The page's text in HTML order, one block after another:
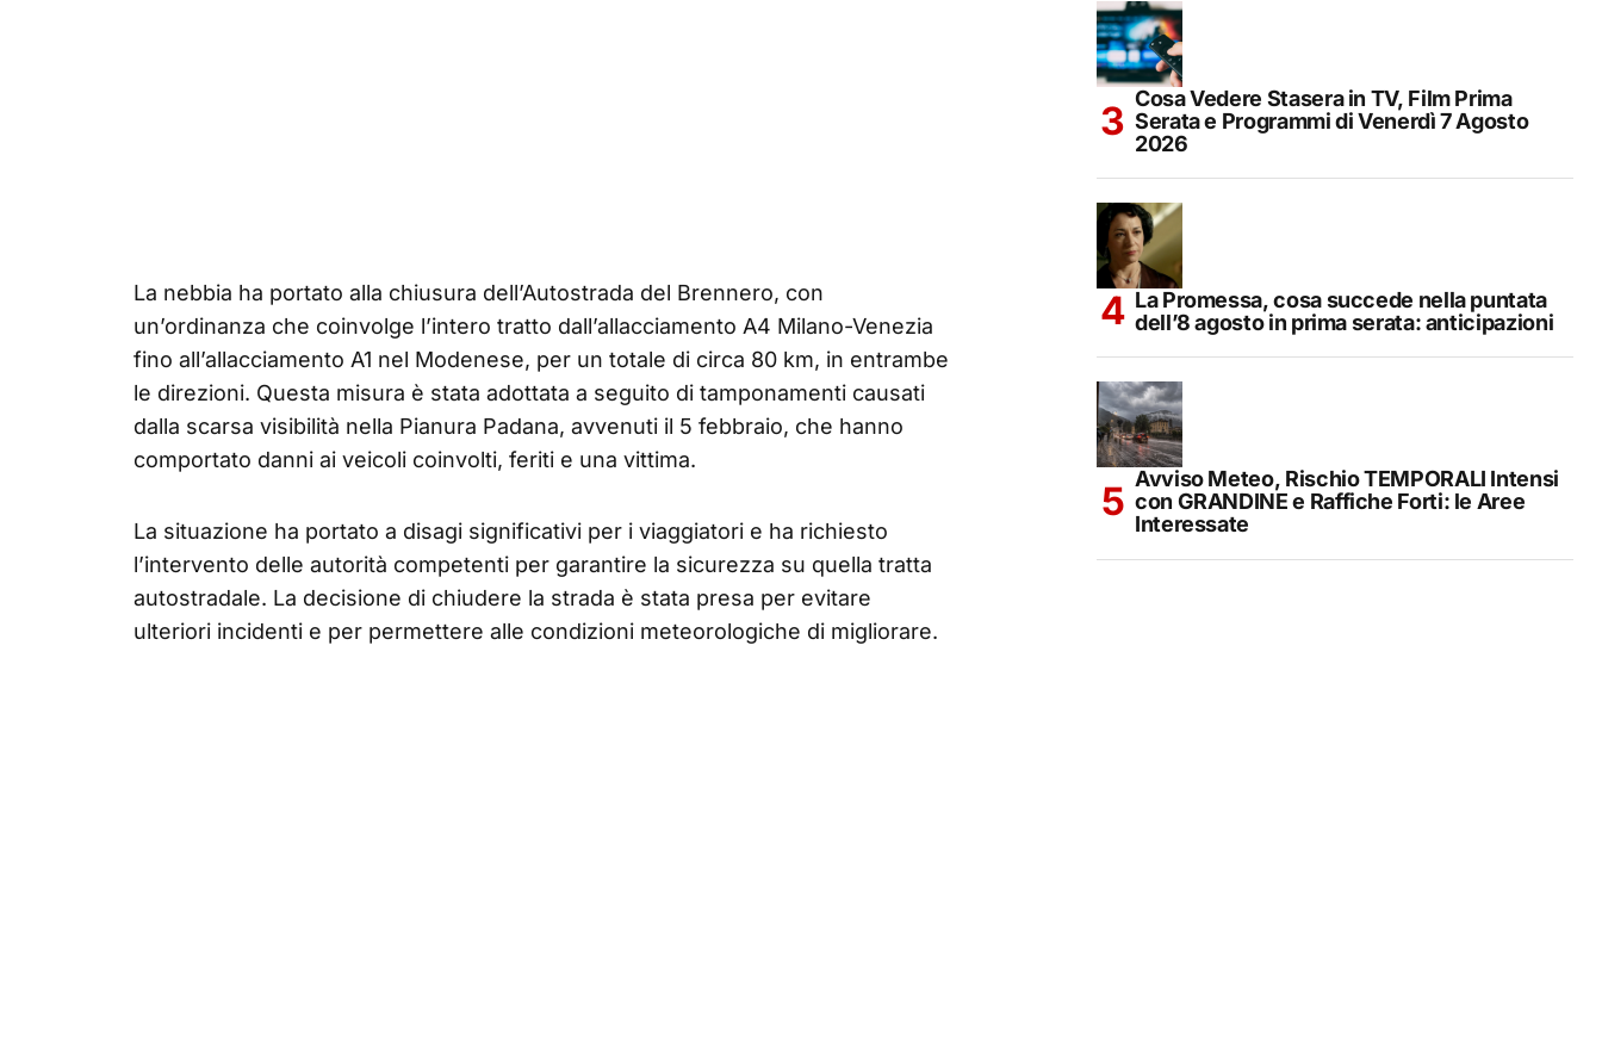
La nebbia ha portato alla chiusura dell’Autostrada del Brennero, con
un’ordinanza che coinvolge l’intero tratto dall’allacciamento A4 Milano-Venezia
fino all’allacciamento A1 nel Modenese, per un totale di circa 80 km, in entrambe
le direzioni. Questa misura è stata adottata a seguito di tamponamenti causati
dalla scarsa visibilità nella Pianura Padana, avvenuti il 5 febbraio, che hanno
comportato danni ai veicoli coinvolti, feriti e una vittima.
La situazione ha portato a disagi significativi per i viaggiatori e ha richiesto
l’intervento delle autorità competenti per garantire la sicurezza su quella tratta
autostradale. La decisione di chiudere la strada è stata presa per evitare
ulteriori incidenti e per permettere alle condizioni meteorologiche di migliorare.
Cosa Vedere Stasera in TV, Film Prima
Serata e Programmi di Venerdì 7 Agosto
2026
La Promessa, cosa succede nella puntata
dell’8 agosto in prima serata: anticipazioni
Avviso Meteo, Rischio TEMPORALI Intensi
con GRANDINE e Raffiche Forti: le Aree
Interessate